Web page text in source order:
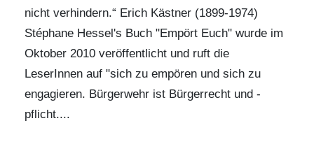
nicht verhindern.“ Erich Kästner (1899-1974)
Stéphane Hessel's Buch "Empört Euch" wurde im
Oktober 2010 veröffentlicht und ruft die
LeserInnen auf "sich zu empören und sich zu
engagieren. Bürgerwehr ist Bürgerrecht und -
pflicht....